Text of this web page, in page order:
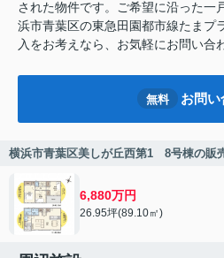
された物件です。ご希望に沿った一
浜市青葉区の東急田園都市線たまプ
入をお考えなら、お気軽にお問い合
無料 お問い
横浜市青葉区美しが丘西第1 8号棟の販
6,880万円
26.95坪(89.10㎡)